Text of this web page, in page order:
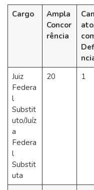
Cargo
Ampla
Concor
rência
Juiz
Federa
l
Substit
uto/Juíz
a
Federa
l
Substit
uta
20 1